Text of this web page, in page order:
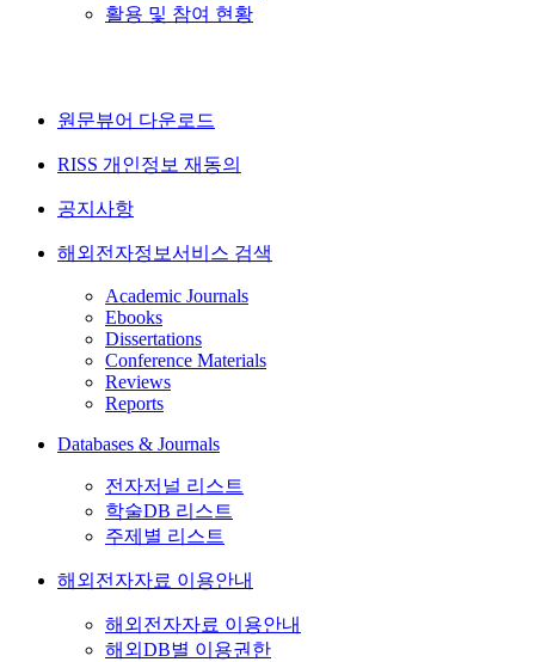
활용 및 참여 현황
원문뷰어 다운로드
RISS 개인정보 재동의
공지사항
해외전자정보서비스 검색
Academic Journals
Ebooks
Dissertations
Conference Materials
Reviews
Reports
Databases & Journals
전자저널 리스트
학술DB 리스트
주제별 리스트
해외전자자료 이용안내
해외전자자료 이용안내
해외DB별 이용권한